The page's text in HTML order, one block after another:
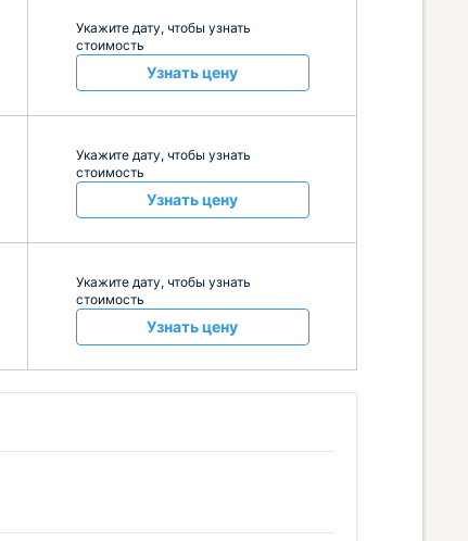
Укажите дату, чтобы узнать
стоимость
Узнать цену
Укажите дату, чтобы узнать
стоимость
Узнать цену
Укажите дату, чтобы узнать
стоимость
Узнать цену